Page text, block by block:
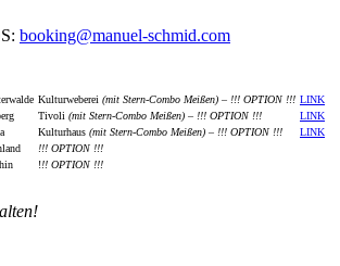
booking@manuel-schmid.com
Kulturweberei (mit Stern-Combo Meißen) – !!! OPTION !!! LINK
Tivoli (mit Stern-Combo Meißen) – !!! OPTION !!!
LINK
Kulturhaus (mit Stern-Combo Meißen) – !!! OPTION !!!
LINK
!!! OPTION !!!
!!! OPTION !!!